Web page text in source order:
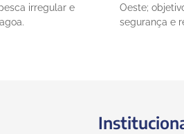
irregular e
Oeste;
segurança e